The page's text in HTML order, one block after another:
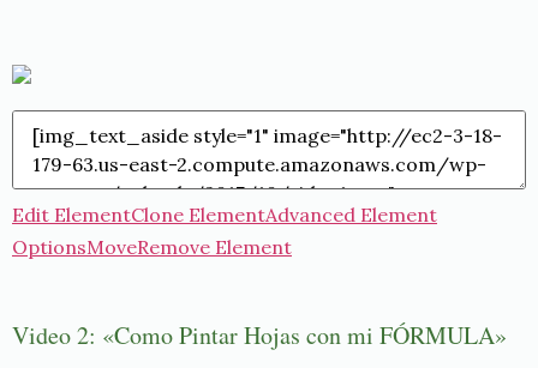
Edit ElementClone ElementAdvanced Element
OptionsMoveRemove Element
Video 2: «Como Pintar Hojas con mi FÓRMULA»